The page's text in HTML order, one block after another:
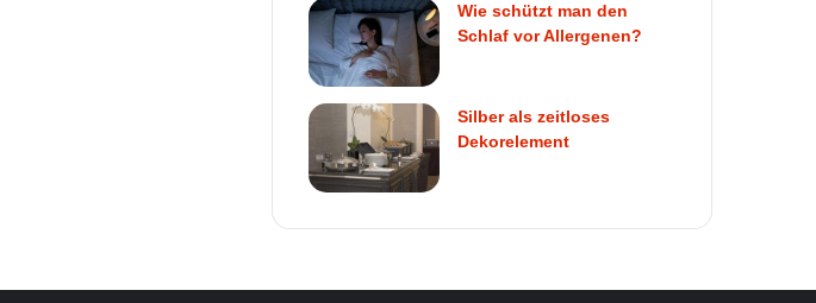
Wie schützt man den
Schlaf vor Allergenen?
Silber als zeitloses
Dekorelement